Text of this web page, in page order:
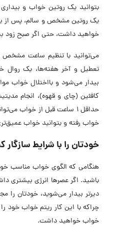
بتوانید یک روتین خواب و
یک روتین مشخص و سالم، پس از
خواهید داشت، حتی اگر صبح زود
می‌توانید با تنظیم ساعت مشخص
تعطیل و آخر هفته‌ها، یک روال
بیدار می‌شود و بااختلال خواب
کافئین (چای و قهوه)، انجام
حداقل 1 ساعت قبل از خواب
خواب رفته و بتوانید خواب
خودتان را با شرایط سازگار
هنگامی که الگوی خواب مناسب خود
باشید. اگر عصرها انرژی بیشتری
دیرتر بیدار می‌شوید، خودتان را
چراکه با این کار ریتم خواب خود
خواب خواهید داشت.